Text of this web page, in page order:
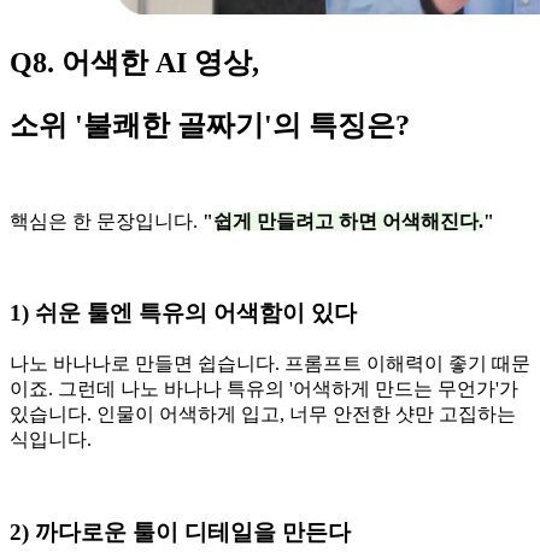
Q8. 어색한 AI 영상,
소위 '불쾌한 골짜기'의 특징은?
핵심은 한 문장입니다. "쉽게 만들려고 하면 어색해진다."
1) 쉬운 툴엔 특유의 어색함이 있다
나노 바나나로 만들면 쉽습니다. 프롬프트 이해력이 좋기 때문
이죠. 그런데 나노 바나나 특유의 '어색하게 만드는 무언가'가
있습니다. 인물이 어색하게 입고, 너무 안전한 샷만 고집하는
식입니다.
2) 까다로운 툴이 디테일을 만든다